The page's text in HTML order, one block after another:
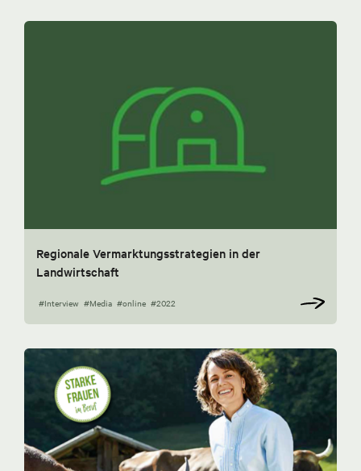
Regionale Vermarktungsstrategien in der
Landwirtschaft
#Interview #Media #online #2022